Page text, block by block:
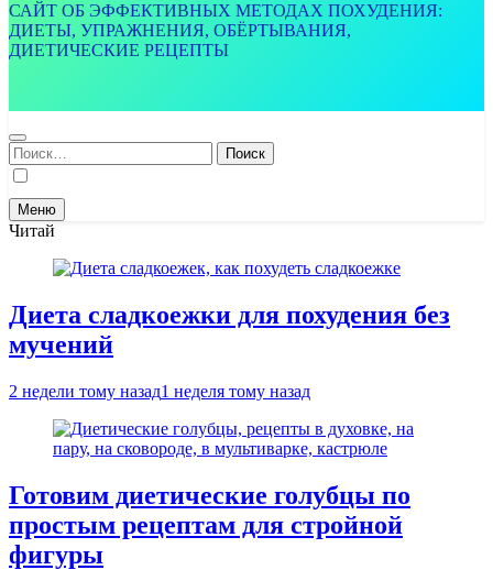
САЙТ ОБ ЭФФЕКТИВНЫХ МЕТОДАХ ПОХУДЕНИЯ:
ДИЕТЫ, УПРАЖНЕНИЯ, ОБЁРТЫВАНИЯ,
ДИЕТИЧЕСКИЕ РЕЦЕПТЫ
Найти:
Меню
Читай
Диета сладкоежки для похудения без
мучений
2 недели тому назад1 неделя тому назад
Готовим диетические голубцы по
простым рецептам для стройной
фигуры